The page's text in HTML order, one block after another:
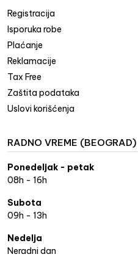
Registracija
Isporuka robe
Plaćanje
Reklamacije
Tax Free
Zaštita podataka
Uslovi korišćenja
RADNO VREME (BEOGRAD)
Ponedeljak - petak
08h - 16h
Subota
09h - 13h
Nedelja
Neradni dan